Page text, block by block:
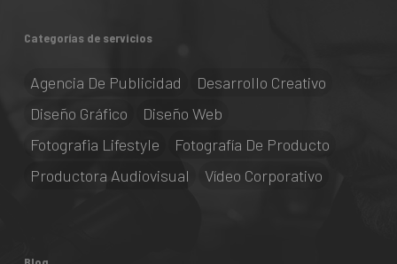
Categorías de servicios
Agencia De Publicidad
Desarrollo Creativo
Diseño Gráfico
Diseño Web
Fotografia Lifestyle
Fotografía De Producto
Productora Audiovisual
Vídeo Corporativo